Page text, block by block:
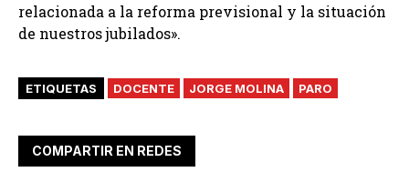
relacionada a la reforma previsional y la situación
de nuestros jubilados».
ETIQUETAS DOCENTE JORGE MOLINA PARO
COMPARTIR EN REDES